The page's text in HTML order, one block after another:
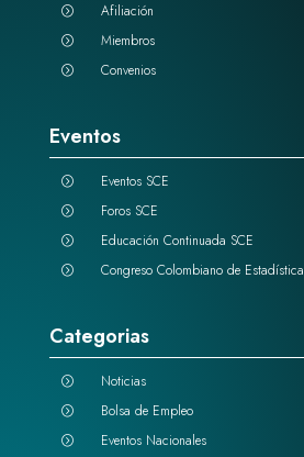
= Afiliación
= Miembros
= Convenios
Eventos
= Eventos SCE
= Foros SCE
= Educación Continuada SCE
= Congreso Colombiano de Estadística
Categorias
= Noticias
= Bolsa de Empleo
= Eventos Nacionales